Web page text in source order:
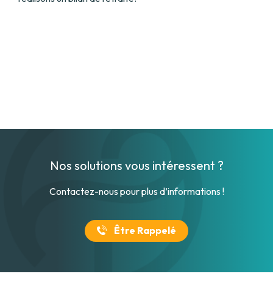
Nos solutions vous intéressent ?
Contactez-nous pour plus d’informations !
Être Rappelé